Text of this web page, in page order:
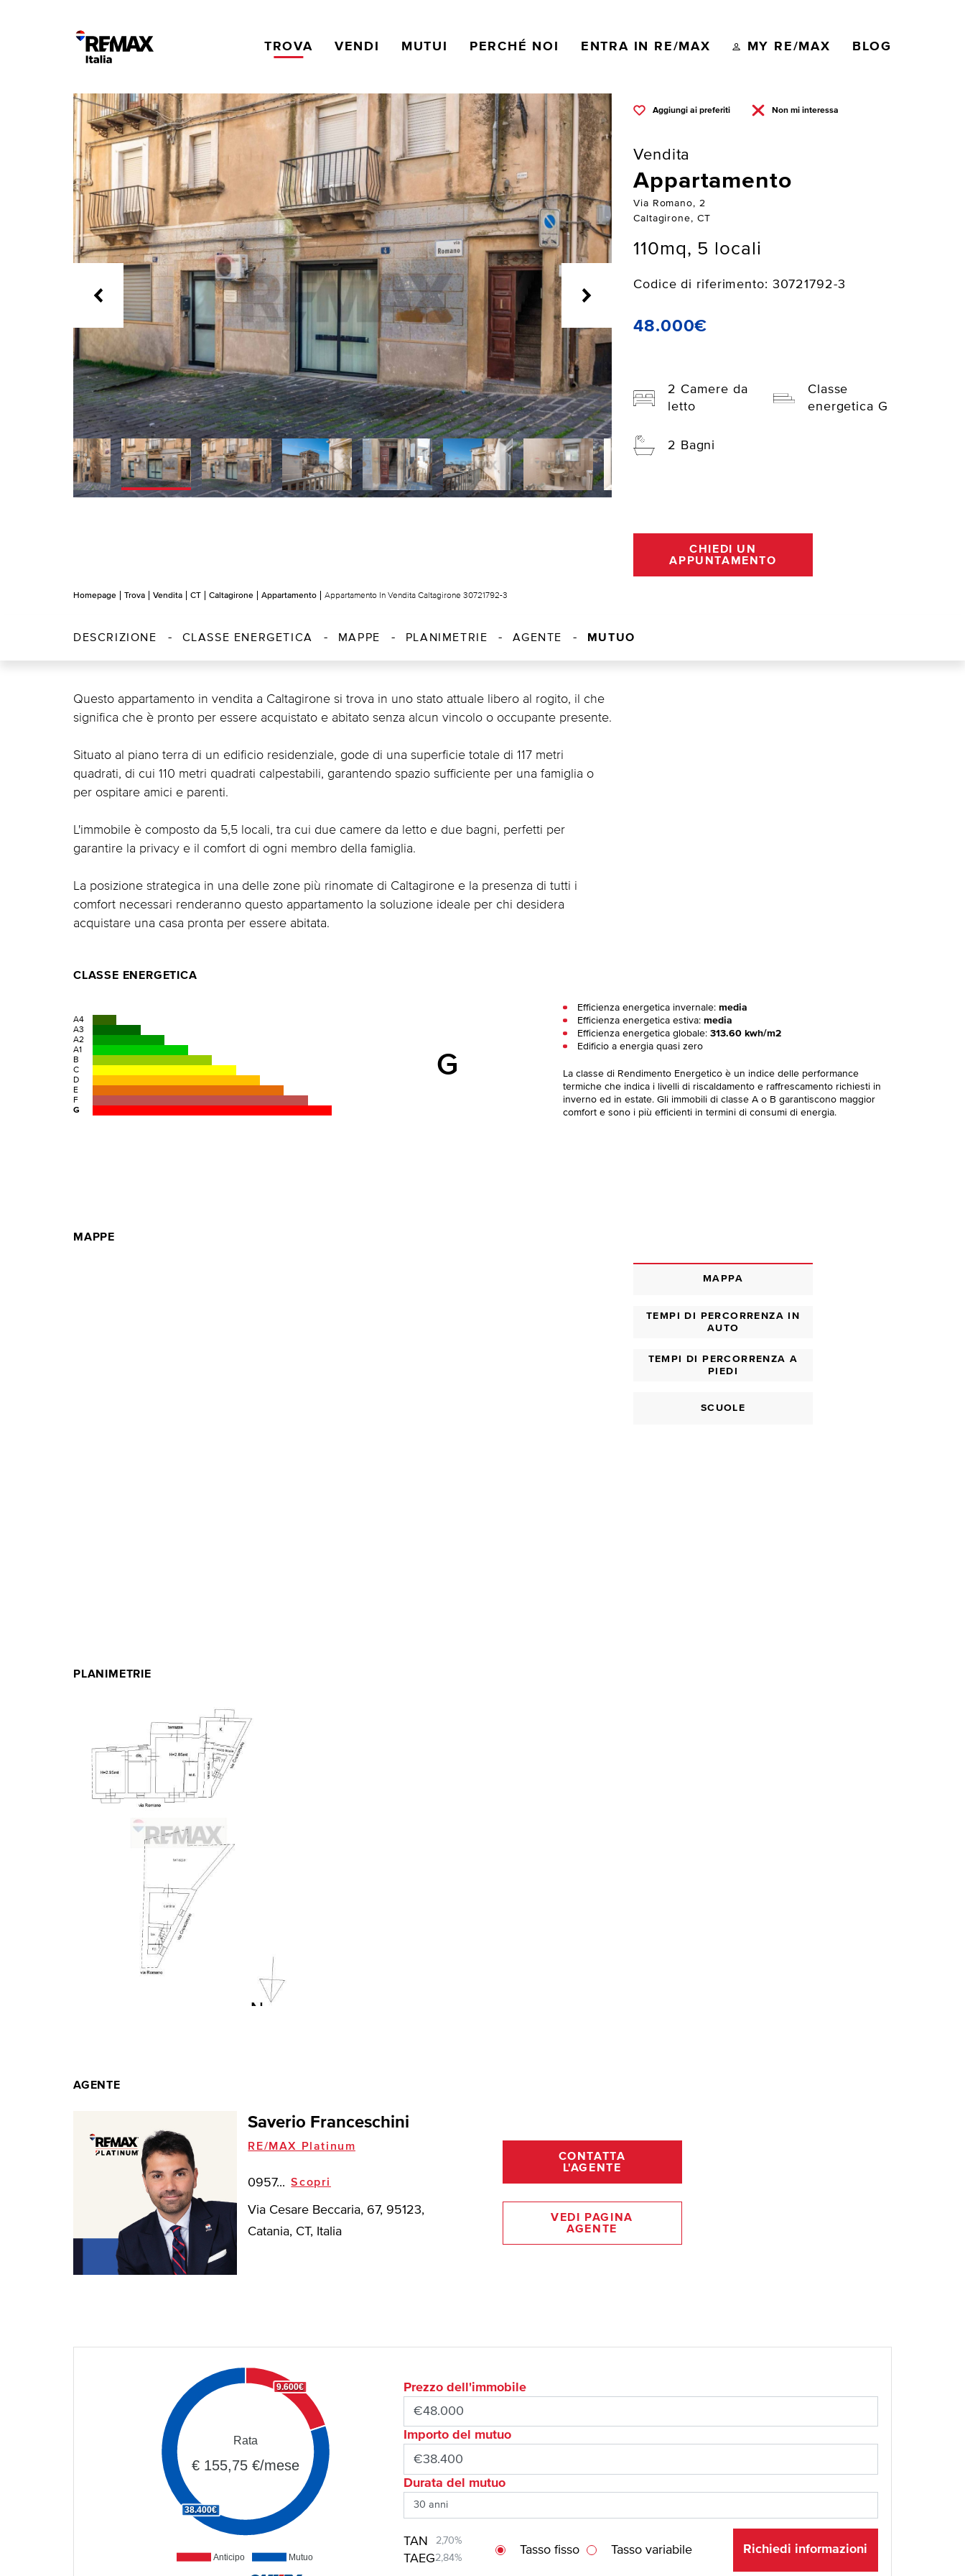
TROVA VENDI MUTUI PERCHÉ NOI ENTRA IN RE/MAX MY RE/MAX BLOG
Aggiungi ai preferiti Non mi interessa
Vendita
Appartamento
Via Romano, 2
Caltagirone, CT
110mq, 5 locali
Codice di riferimento: 30721792-3
48.000€
2 Camere da
letto
Classe
energetica G
2 Bagni
CHIEDI UN
APPUNTAMENTO
Homepage Trova Vendita CT Caltagirone Appartamento Appartamento In Vendita Caltagirone 30721792-3
DESCRIZIONE CLASSE ENERGETICA MAPPE PLANIMETRIE AGENTE MUTUO
Questo appartamento in vendita a Caltagirone si trova in uno stato attuale libero al rogito, il che
significa che è pronto per essere acquistato e abitato senza alcun vincolo o occupante presente.
Situato al piano terra di un edificio residenziale, gode di una superficie totale di 117 metri
quadrati, di cui 110 metri quadrati calpestabili, garantendo spazio sufficiente per una famiglia o
per ospitare amici e parenti.
L'immobile è composto da 5,5 locali, tra cui due camere da letto e due bagni, perfetti per
garantire la privacy e il comfort di ogni membro della famiglia.
La posizione strategica in una delle zone più rinomate di Caltagirone e la presenza di tutti i
comfort necessari renderanno questo appartamento la soluzione ideale per chi desidera
acquistare una casa pronta per essere abitata.
CLASSE ENERGETICA
A4
A3
A2
A1
B
C
D
E
F
G
G
Efficienza energetica invernale:media
Efficienza energetica estiva:media
Efficienza energetica globale:313.60 kwh/m2
Edificio a energia quasi zero
La classe di Rendimento Energetico è un indice delle performance
termiche che indica i livelli di riscaldamento e raffrescamento richiesti in
inverno ed in estate. Gli immobili di classe A o B garantiscono maggior
comfort e sono i più efficienti in termini di consumi di energia.
MAPPE
MAPPA
TEMPI DI PERCORRENZA IN
AUTO
TEMPI DI PERCORRENZA A
PIEDI
SCUOLE
PLANIMETRIE
AGENTE
Saverio Franceschini
RE/MAX Platinum
0957... Scopri
Via Cesare Beccaria, 67, 95123,
Catania, CT, Italia
CONTATTA
L'AGENTE
VEDI PAGINA
AGENTE
Anticipo Mutuo
9.600€
38.400€
Rata
€ 155,75 €/mese
Prezzo dell'immobile
Importo del mutuo
Durata del mutuo
TAN 2,70%
TAEG2,84%
Tasso fisso Tasso variabile Richiedi informazioni